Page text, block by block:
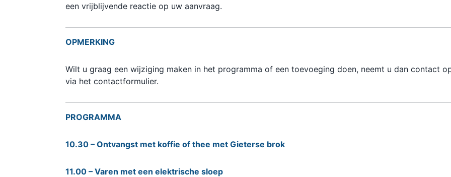
een vrijblijvende reactie op uw aanvraag.
OPMERKING
Wilt u graag een wijziging maken in het programma of een toevoeging doen, neemt u dan contact
via het contactformulier.
PROGRAMMA
10.30 – Ontvangst met koffie of thee met Gieterse brok
11.00 – Varen met een elektrische sloep